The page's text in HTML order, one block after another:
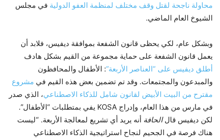
محاولة ناجحة لقتل وقف مختلف لمنظمة العفو الدولية في مجلس
الشيوخ العام الماضي.
وبشكل عام، لكي يحظى قانون الشفعة بموافقة ديفيس، فلابد أن
يعمل قانون الشفعة على حماية مجموعة من القيم بشكل هادف
أطلق ديفيس على “العناصر الأربعة”: الأطفال والمحافظون
والمبدعون والمجتمعات. وقد تم تضمين بعض هذه القيم في مشروع
مقترح من البيت الأبيض لقانون شامل للذكاء الاصطناعي، الذي صدر
في مارس من هذا العام، وإدراج KOSA يفي بمتطلبات “الأطفال”.
لكن ديفيس قالالحافة أنه يريد أي تشريع لمعالجة الأربعة. “ليست
هناك فرصة في الجحيم لنجاح استراتيجية الذكاء الاصطناعي